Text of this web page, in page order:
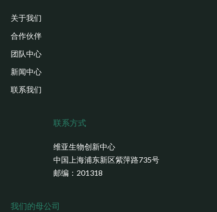
关于我们
合作伙伴
团队中心
新闻中心
联系我们
联系方式
维亚生物创新中心
中国上海浦东新区紫萍路735号
邮编：201318
我们的母公司